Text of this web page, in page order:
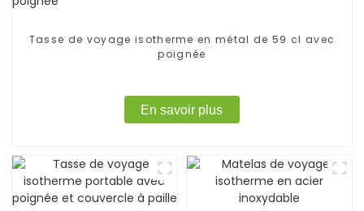
Tasse de voyage isotherme en métal de 59 cl avec
poignée
En savoir plus